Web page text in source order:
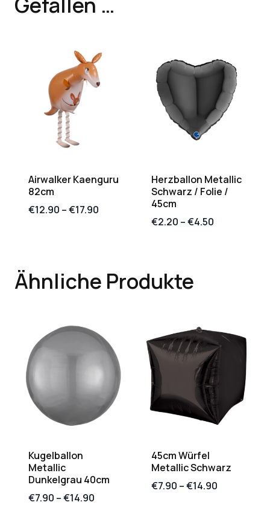
Airwalker Kaenguru
82cm
€12.90 –€17.90
Herzballon Metallic
Schwarz / Folie /
45cm
€2.20 –€4.50
Ähnliche Produkte
Kugelballon
Metallic
Dunkelgrau 40cm
€7.90 –€14.90
45cm Würfel
Metallic Schwarz
€7.90 –€14.90